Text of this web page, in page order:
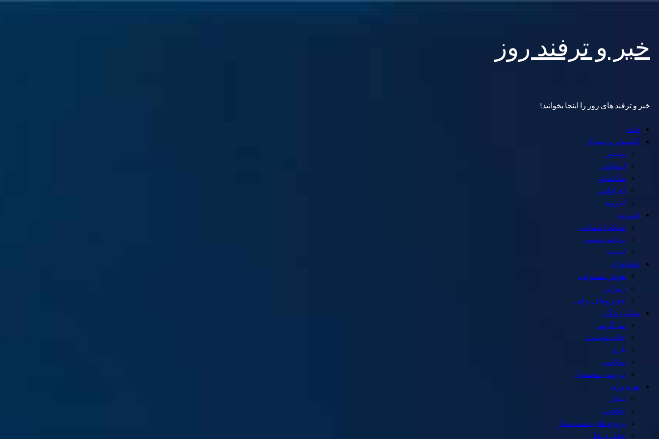
content
خبر و ترفند روز
خبر و ترفند های روز را اینجا بخوانید!
Primary
Menu
خانه
کامپیوتر و موبایل
ویندوز
لینوکس
مکینتاش
آی اواس
اندروید
اینترنت
شبکه اجتماعی
برنامه نویسی
امنیت
تکنولوژی
هوش مصنوعی
رمزارز
خودروهای برقی
سبک زندگی
سرگرمی
خانه هوشمند
بازی
سلامتی
بررسی محصول
بهره وری
شغل
خلاقیت
پروژه های دست ساز
حمل و نقل